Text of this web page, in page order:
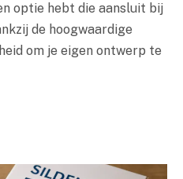
optie hebt die aansluit bij
de hoogwaardige
om je eigen ontwerp te